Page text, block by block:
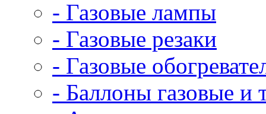
- Газовые лампы
- Газовые резаки
- Газовые
- Баллоны газовые и